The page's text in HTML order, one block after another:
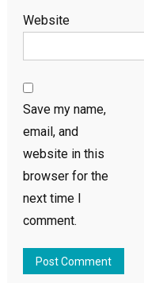
Website
Save my name,
email, and
website in this
browser for the
next time I
comment.